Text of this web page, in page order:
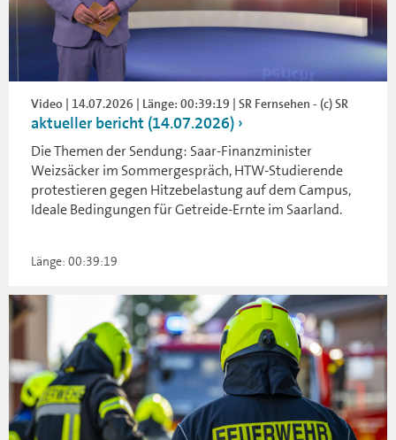
Video | 14.07.2026 | Länge: 00:39:19 | SR Fernsehen - (c) SR
aktueller bericht (14.07.2026)
Die Themen der Sendung: Saar-Finanzminister
Weizsäcker im Sommergespräch, HTW-Studierende
protestieren gegen Hitzebelastung auf dem Campus,
Ideale Bedingungen für Getreide-Ernte im Saarland.
Länge: 00:39:19